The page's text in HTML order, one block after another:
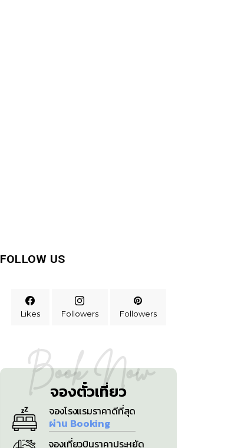
FOLLOW US
Likes Followers Followers
จองตั๋วเที่ยว
Book Now
จองโรงแรมราคาดีที่สุด
ผ่าน Booking
จองเที่ยวบินราคาประหยัด